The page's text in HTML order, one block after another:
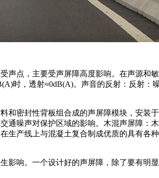
声点，主要受声屏障高度影响。在声源
时，透射≈0dB(A)。声音的反射：反射
和密封性背板组合成的声屏障模块，安
通噪声对保护区域的影响。木混声屏障
生产线上与混凝土复合制成优质的具有
影响。一个设计好的声屏障，除了要有